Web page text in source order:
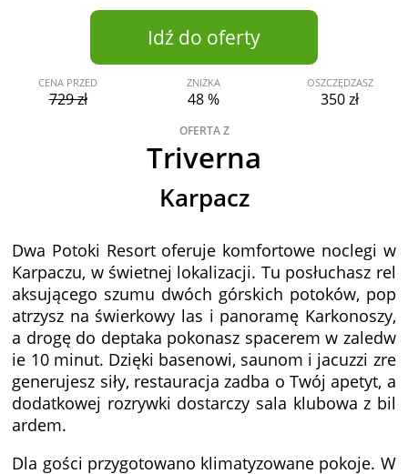
Idź do oferty
CENA PRZED
729 zł
ZNIŻKA
48 %
OSZCZĘDZASZ
350 zł
OFERTA Z
Triverna
Karpacz
Dwa Potoki Resort oferuje komfortowe noclegi w
Karpaczu, w świetnej lokalizacji. Tu posłuchasz rel
aksującego szumu dwóch górskich potoków, pop
atrzysz na świerkowy las i panoramę Karkonoszy,
a drogę do deptaka pokonasz spacerem w zaledw
ie 10 minut. Dzięki basenowi, saunom i jacuzzi zre
generujesz siły, restauracja zadba o Twój apetyt, a
dodatkowej rozrywki dostarczy sala klubowa z bil
ardem.
Dla gości przygotowano klimatyzowane pokoje. W